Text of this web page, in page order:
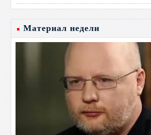
Материал недели